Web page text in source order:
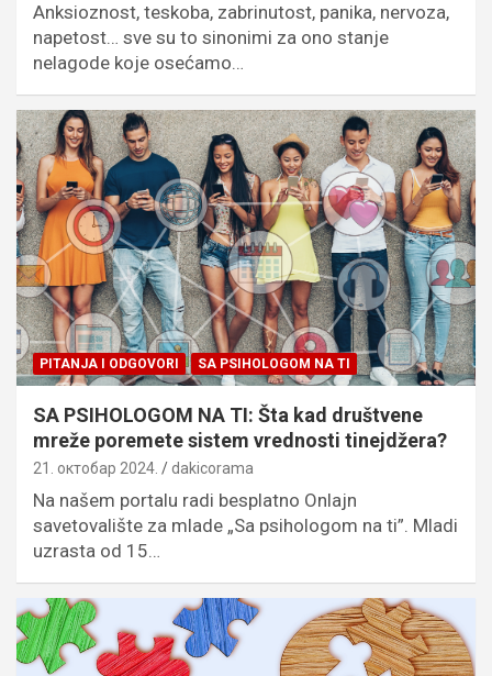
Anksioznost, teskoba, zabrinutost, panika, nervoza,
napetost… sve su to sinonimi za ono stanje
nelagode koje osećamo…
PITANJA I ODGOVORI SA PSIHOLOGOM NA TI
SA PSIHOLOGOM NA TI: Šta kad društvene
mreže poremete sistem vrednosti tinejdžera?
21. октобар 2024. dakicorama
Na našem portalu radi besplatno Onlajn
savetovalište za mlade „Sa psihologom na ti”. Mladi
uzrasta od 15…